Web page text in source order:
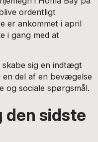
ordentligt
er ankommet i april
i gang med at
sig en indtægt
en del af en bevægelse
og sociale spørgsmål.
den sidste